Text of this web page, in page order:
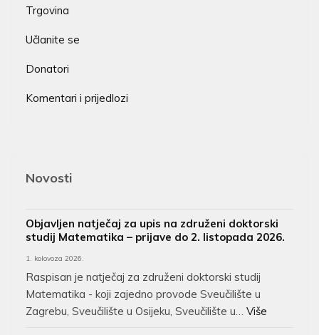
Trgovina
Učlanite se
Donatori
Komentari i prijedlozi
Novosti
Objavljen natječaj za upis na združeni doktorski
studij Matematika – prijave do 2. listopada 2026.
1. kolovoza 2026.
Raspisan je natječaj za združeni doktorski studij
Matematika - koji zajedno provode Sveučilište u
Zagrebu, Sveučilište u Osijeku, Sveučilište u… Više